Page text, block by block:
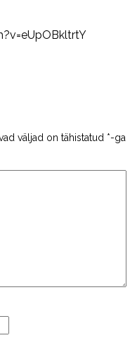
väljad on tähistatud *-ga